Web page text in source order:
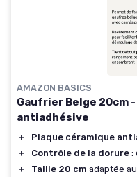
AMAZON BASICS
Gaufrier Belge 20cm
antiadhésive
＋ Plaque céramique
＋
Contrôle de la dorure :
＋
Taille 20 cm adaptée